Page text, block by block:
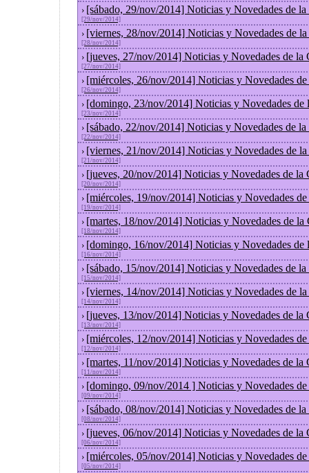
› [sábado, 29/nov/2014] Noticias y Novedades de
[29/nov/2014]
› [viernes, 28/nov/2014] Noticias y Novedades de
[28/nov/2014]
› [jueves, 27/nov/2014] Noticias y Novedades de la
[27/nov/2014]
› [miércoles, 26/nov/2014] Noticias y Novedades
[26/nov/2014]
› [domingo, 23/nov/2014] Noticias y Novedades de
[23/nov/2014]
› [sábado, 22/nov/2014] Noticias y Novedades de
[22/nov/2014]
› [viernes, 21/nov/2014] Noticias y Novedades de
[21/nov/2014]
› [jueves, 20/nov/2014] Noticias y Novedades de la
[20/nov/2014]
› [miércoles, 19/nov/2014] Noticias y Novedades
[19/nov/2014]
› [martes, 18/nov/2014] Noticias y Novedades de la
[18/nov/2014]
› [domingo, 16/nov/2014] Noticias y Novedades de
[16/nov/2014]
› [sábado, 15/nov/2014] Noticias y Novedades de
[15/nov/2014]
› [viernes, 14/nov/2014] Noticias y Novedades de
[14/nov/2014]
› [jueves, 13/nov/2014] Noticias y Novedades de la
[13/nov/2014]
› [miércoles, 12/nov/2014] Noticias y Novedades
[12/nov/2014]
› [martes, 11/nov/2014] Noticias y Novedades de la
[11/nov/2014]
› [domingo, 09/nov/2014 ] Noticias y Novedades
[09/nov/2014]
› [sábado, 08/nov/2014] Noticias y Novedades de
[08/nov/2014]
› [jueves, 06/nov/2014] Noticias y Novedades de la
[06/nov/2014]
› [miércoles, 05/nov/2014] Noticias y Novedades
[05/nov/2014]